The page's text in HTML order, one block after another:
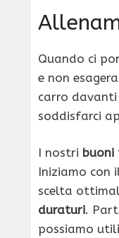
Quando ci
e non
carro
soddisfarci
I nostri buoni
Iniziamo con
scelta
duraturi.
possiamo